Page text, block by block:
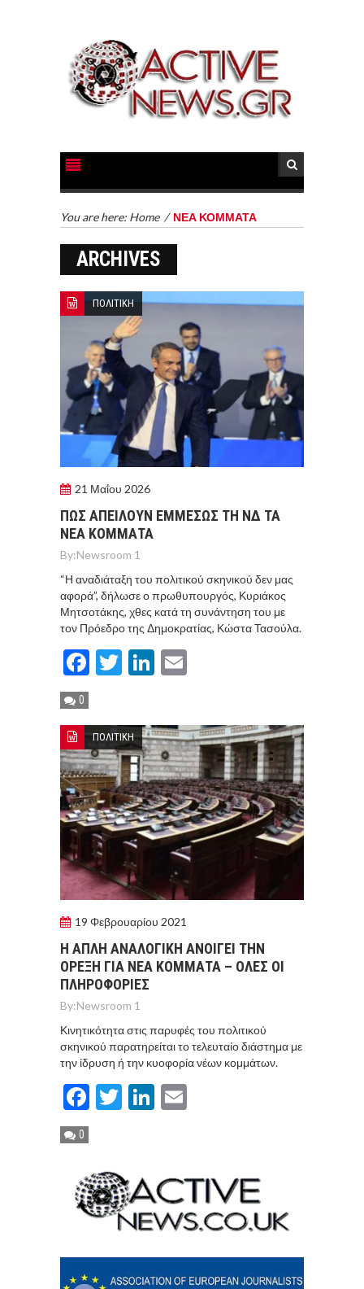
You are here: Home / ΝΕΑ ΚΟΜΜΑΤΑ
ARCHIVES
ΠΟΛΙΤΙΚΗ
21 Μαΐου 2026
ΠΩΣ ΑΠΕΙΛΟΥΝ ΕΜΜΕΣΩΣ ΤΗ ΝΔ ΤΑ
ΝΕΑ ΚΟΜΜΑΤΑ
By:Newsroom 1
“Η αναδιάταξη του πολιτικού σκηνικού δεν μας
αφορά”, δήλωσε ο πρωθυπουργός, Κυριάκος
Μητσοτάκης, χθες κατά τη συνάντηση του με
τον Πρόεδρο της Δημοκρατίας, Κώστα Τασούλα.
Facebook
TwitterLinkedIn
0
ΠΟΛΙΤΙΚΗ
19 Φεβρουαρίου 2021
H ΑΠΛΗ ΑΝΑΛΟΓΙΚΗ ΑΝΟΙΓΕΙ ΤΗΝ
ΟΡΕΞΗ ΓΙΑ ΝΕΑ ΚΟΜΜΑΤΑ – ΟΛΕΣ ΟΙ
ΠΛΗΡΟΦΟΡΙΕΣ
By:Newsroom 1
Κινητικότητα στις παρυφές του πολιτικού
σκηνικού παρατηρείται το τελευταίο διάστημα με
την ίδρυση ή την κυοφορία νέων κομμάτων.
Facebook
TwitterLinkedIn
0